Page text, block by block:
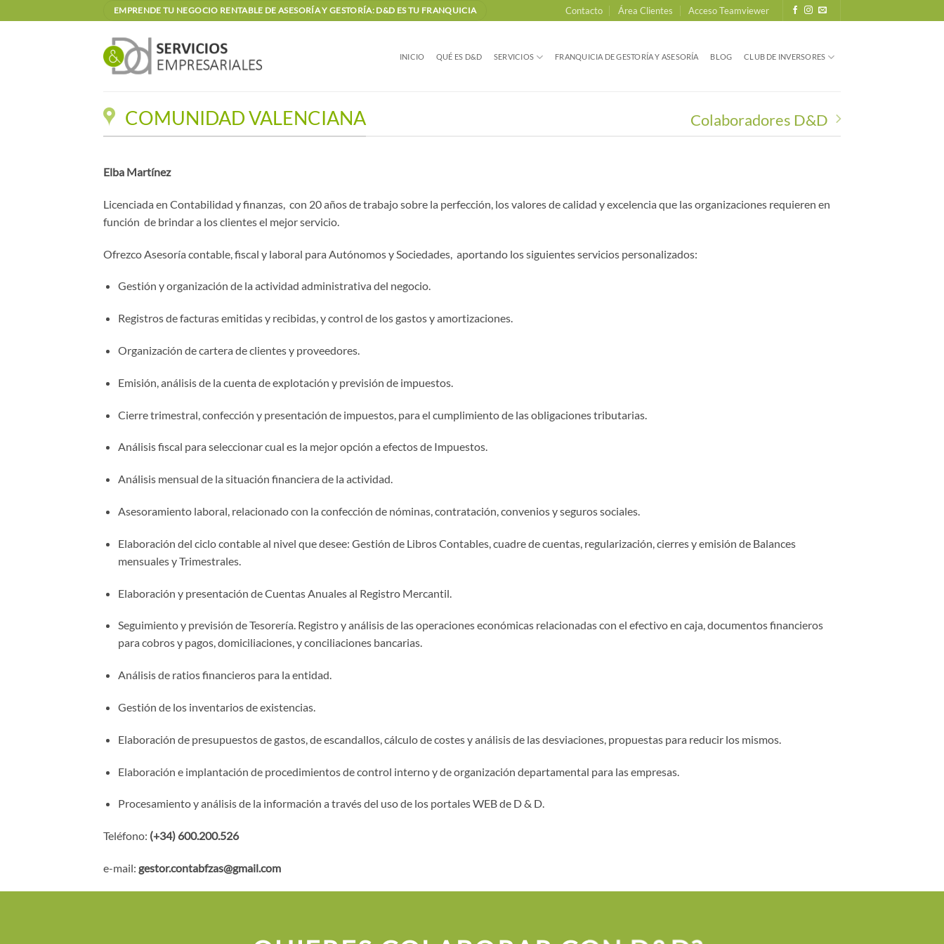
al
EMPRENDE TU NEGOCIO RENTABLE DE ASESORÍA Y GESTORÍA: D&D ES TU FRANQUICIA Contacto Área Clientes Acceso Teamviewer
INICIO QUÉ ES D&D SERVICIOS FRANQUICIA DE GESTORÍA Y ASESORÍA BLOG CLUB DE INVERSORES
COMUNIDAD VALENCIANA Colaboradores D&D
Elba Martínez
Licenciada en Contabilidad y finanzas, con 20 años de trabajo sobre la perfección, los valores de calidad y excelencia que las organizaciones requieren en
función de brindar a los clientes el mejor servicio.
Ofrezco Asesoría contable, fiscal y laboral para Autónomos y Sociedades, aportando los siguientes servicios personalizados:
Gestión y organización de la actividad administrativa del negocio.
Registros de facturas emitidas y recibidas, y control de los gastos y amortizaciones.
Organización de cartera de clientes y proveedores.
Emisión, análisis de la cuenta de explotación y previsión de impuestos.
Cierre trimestral, confección y presentación de impuestos, para el cumplimiento de las obligaciones tributarias.
Análisis fiscal para seleccionar cual es la mejor opción a efectos de Impuestos.
Análisis mensual de la situación financiera de la actividad.
Asesoramiento laboral, relacionado con la confección de nóminas, contratación, convenios y seguros sociales.
Elaboración del ciclo contable al nivel que desee: Gestión de Libros Contables, cuadre de cuentas, regularización, cierres y emisión de Balances
mensuales y Trimestrales.
Elaboración y presentación de Cuentas Anuales al Registro Mercantil.
Seguimiento y previsión de Tesorería. Registro y análisis de las operaciones económicas relacionadas con el efectivo en caja, documentos financieros
para cobros y pagos, domiciliaciones, y conciliaciones bancarias.
Análisis de ratios financieros para la entidad.
Gestión de los inventarios de existencias.
Elaboración de presupuestos de gastos, de escandallos, cálculo de costes y análisis de las desviaciones, propuestas para reducir los mismos.
Elaboración e implantación de procedimientos de control interno y de organización departamental para las empresas.
Procesamiento y análisis de la información a través del uso de los portales WEB de D & D.
Teléfono: (+34) 600.200.526
e-mail: gestor.contabfzas@gmail.com